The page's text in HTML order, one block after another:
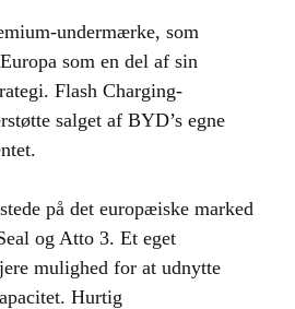
undermærke, som
som en del af sin
Flash Charging-
salget af BYD’s egne
på det europæiske marked
og Atto 3. Et eget
mulighed for at udnytte
Hurtig